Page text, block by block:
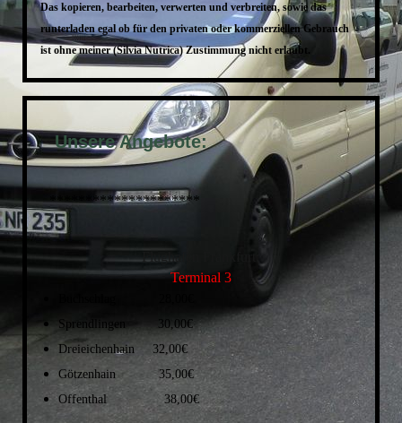
Das kopieren, bearbeiten, verwerten und verbreiten, sowiedas
runterladen egal ob für den privaten oder kommerziellen Gebrauch
ist ohne meiner (Silvia Nutrica) Zustimmung nicht erlaubt.
Unsere Angebote:
*********************
Flughafen Frankfurt:
Terminal 3
Sprendlingen 30,00€
Dreieichenhain 32,00€
Götzenhain 35,00€
Offenthal 38,00€